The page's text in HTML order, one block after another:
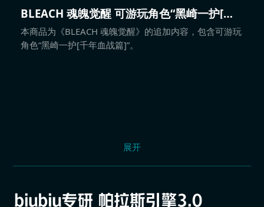
BLEACH 魂魄觉醒 可游玩角色“黑崎一护[千
年血战篇]”
本商品为《BLEACH 魂魄觉醒》的追加内容，包含可游玩
角色“黑崎一护[千年血战篇]”。
展开